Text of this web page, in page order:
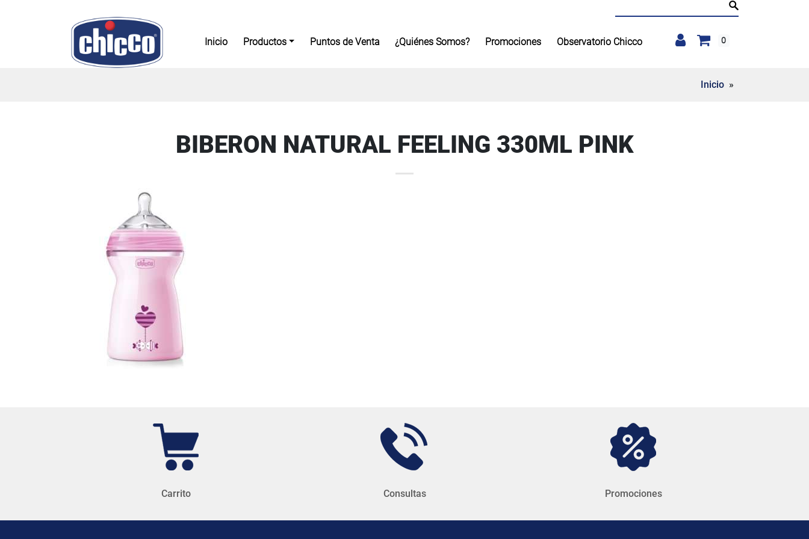
Inicio Productos Puntos de Venta ¿Quiénes Somos? Promociones Observatorio Chicco 0
Inicio »
BIBERON NATURAL FEELING 330ML PINK
Carrito Consultas Promociones